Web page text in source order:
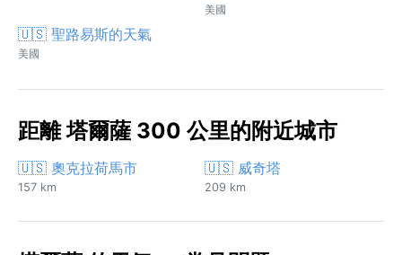
美國
🇺🇸 聖路易斯的天氣
美國
距離 塔爾薩 300 公里的附近城市
🇺🇸 奧克拉荷馬市
157 km
🇺🇸 威奇塔
209 km